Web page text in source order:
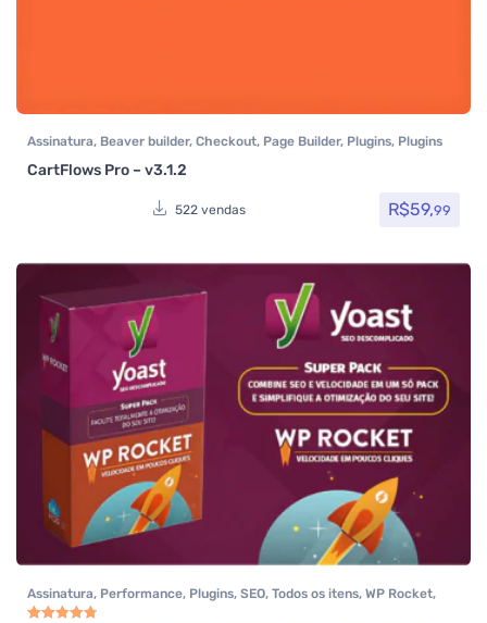
Assinatura, Beaver builder, Checkout, Page Builder, Plugins, Plugins
CartFlows Pro – v3.1.2
522 vendas R$59,99
Assinatura, Performance, Plugins, SEO, Todos os itens, WP Rocket,
Yoast SEO